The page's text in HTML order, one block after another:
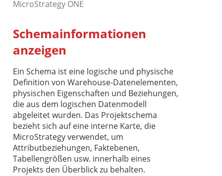
MicroStrategy ONE
Schemainformationen
anzeigen
Ein Schema ist eine logische und physische
Definition von Warehouse-Datenelementen,
physischen Eigenschaften und Beziehungen,
die aus dem logischen Datenmodell
abgeleitet wurden. Das Projektschema
bezieht sich auf eine interne Karte, die
MicroStrategy verwendet, um
Attributbeziehungen, Faktebenen,
Tabellengrößen usw. innerhalb eines
Projekts den Überblick zu behalten.